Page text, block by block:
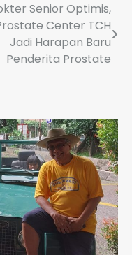
Senior Optimis,
Center TCH
Jadi Harapan Baru
Penderita Prostate